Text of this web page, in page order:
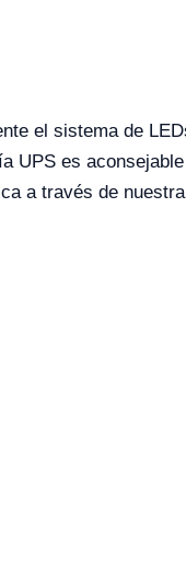
el sistema de
UPS es
a través de